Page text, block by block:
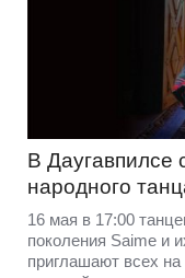
В Даугавпилсе
народного
16 мая в 17:00
поколения Saime и
приглашают всех